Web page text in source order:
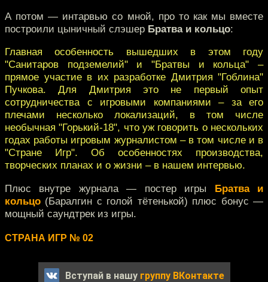
А потом — интарвью со мной, про то как мы вместе
построили цыничный слэшер Братва и кольцо:
Главная особенность вышедших в этом году
"Санитаров подземелий" и "Братвы и кольца" –
прямое участие в их разработке Дмитрия "Гоблина"
Пучкова. Для Дмитрия это не первый опыт
сотрудничества с игровыми компаниями – за его
плечами несколько локализаций, в том числе
необычная "Горький-18", что уж говорить о нескольких
годах работы игровым журналистом – в том числе и в
"Стране Игр". Об особенностях производства,
творческих планах и о жизни – в нашем интервью.
Плюс внутре журнала — постер игры Братва и
кольцо (Баралгин с голой тётенькой) плюс бонус —
мощный саундтрек из игры.
СТРАНА ИГР № 02
Вступай в нашу группу ВКонтакте